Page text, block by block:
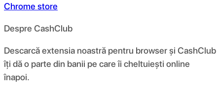
Chrome store
Despre CashClub
Descarcă extensia noastră pentru browser și CashClub
îți dă o parte din banii pe care îi cheltuiești online
înapoi.